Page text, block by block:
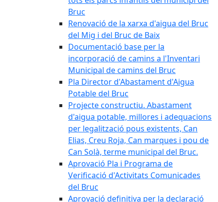
Bruc
Renovació de la xarxa d'aigua del Bruc
del Mig i del Bruc de Baix
Documentació base per la
incorporació de camins a l'Inventari
Municipal de camins del Bruc
Pla Director d'Abastament d'Aigua
Potable del Bruc
Projecte constructiu. Abastament
d'aigua potable, millores i adequacions
per legalització pous existents, Can
Elias, Creu Roja, Can marques i pou de
Can Solà, terme municipal del Bruc.
Aprovació Pla i Programa de
Verificació d'Activitats Comunicades
del Bruc
Aprovació definitiva per la declaració